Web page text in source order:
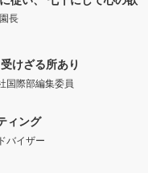
ず。
長
けざる所あり
国際部編集委員
ィング
バイザー